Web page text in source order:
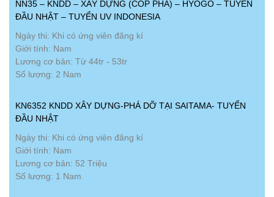
NN35 – KNDD – XÂY DỰNG (CỐP PHA) – HYOGO – TUYỂN
ĐẦU NHẬT – TUYỂN UV INDONESIA
Ngày thi: Khi có ứng viên đăng kí
Giới tính: Nam
Lương cơ bản: Từ 44tr - 53tr
Số lượng: 2 Nam
KN6352 KNDD XÂY DỰNG-PHÁ DỠ TẠI SAITAMA- TUYỂN
ĐẦU NHẬT
Ngày thi: Khi có ứng viên đăng kí
Giới tính: Nam
Lương cơ bản: 52 Triệu
Số lượng: 1 Nam